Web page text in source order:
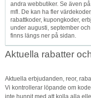
andra webbutiker. Se även
mfl. De kan ha fler
rabattkoder, kupongkoder,
under augusti, september
finns längs ner på sidan.
Aktuella rabatter
Aktuella erbjudanden, reor,
Vi kontrollerar löpande om
inte hunnit med att kolla alla